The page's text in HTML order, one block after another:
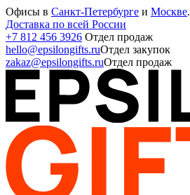
Офисы в Санкт-Петербурге и Москве.
Доставка по всей России
+7 812 456 3926 Отдел продаж
hello@epsilongifts.ruОтдел закупок
zakaz@epsilongifts.ruОтдел продаж